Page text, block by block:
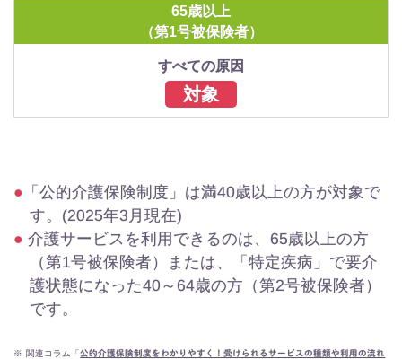
65歳以上
（第1号被保険者）
すべての原因
対象
「公的介護保険制度」は満40歳以上の方が対象で
す。(2025年3月現在)
介護サービスを利用できるのは、65歳以上の方
（第1号被保険者）または、「特定疾病」で要介
護状態になった40～64歳の方（第2号被保険者）
です。
※ 関連コラム「公的介護保険制度をわかりやすく！受けられるサービスの種類や利用の流れ